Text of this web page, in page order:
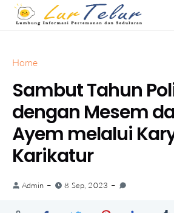
Home
Sambut Tahun
dengan Mesem
Ayem melalui
Karikatur
Admin 8 Sep, 2023